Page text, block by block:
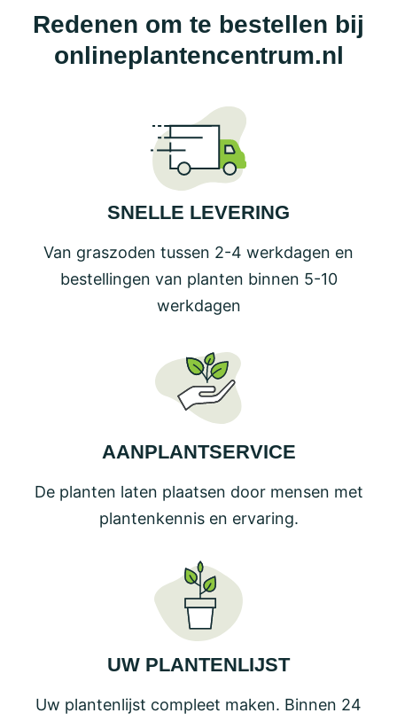
kan
gekozen
Redenen om te bestellen bij
onlineplantencentrum.nl
SNELLE LEVERING
Van graszoden tussen 2-4 werkdagen en
bestellingen van planten binnen 5-10
werkdagen
AANPLANTSERVICE
De planten laten plaatsen door mensen met
plantenkennis en ervaring.
UW PLANTENLIJST
Uw plantenlijst compleet maken. Binnen 24